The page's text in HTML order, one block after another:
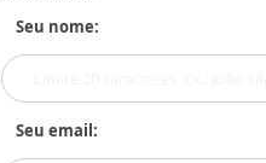
Seu nome:
Seu email: